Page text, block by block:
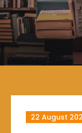
22 August